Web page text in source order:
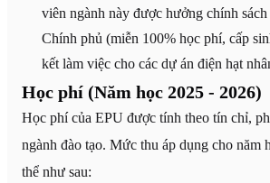
viên ngành này được hưởng chính
Chính phủ (miễn 100% học phí, cấp
kết làm việc cho các dự án điện hạt
Học phí (Năm học 2025 - 2026)
Học phí của EPU được tính theo tín chỉ,
ngành đào tạo. Mức thu áp dụng cho năm
thể như sau: